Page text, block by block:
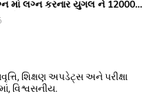
યુગલ દિઠ ૩૦૦૦૦/ ની સહાય
શિક્ષણ અપડેટ્સ અને પરીક્ષા
વિશ્વસનીય.